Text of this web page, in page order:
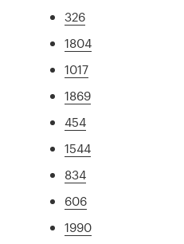
326
1804
1017
1869
454
1544
834
606
1990